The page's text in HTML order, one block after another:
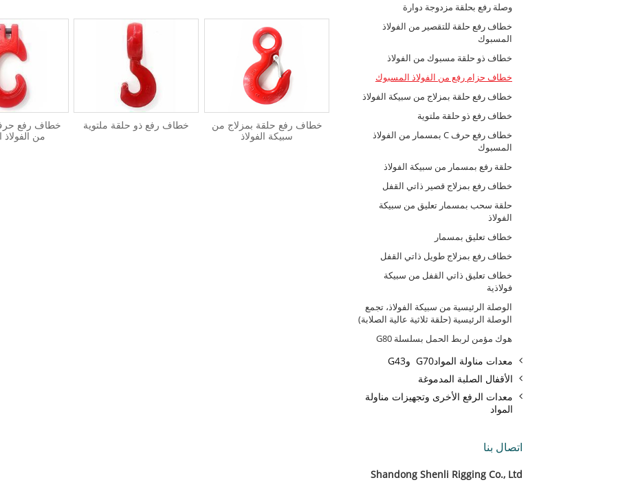
خطاف رفع حلقة بمزلاج من
سبيكة الفولاذ
خطاف رفع ذو حلقة ملتوية
من
وصلة رفع بحلقة مزدوجة دوارة
خطاف رفع حلقة للتقصير من الفولاذ
المسبوك
خطاف ذو حلقة مسبوك من الفولاذ
خطاف حزام رفع من الفولاذ المسبوك
خطاف رفع حلقة بمزلاج من سبيكة الفولاذ
خطاف رفع ذو حلقة ملتوية
خطاف رفع حرف C بمسمار من الفولاذ
المسبوك
حلقة رفع بمسمار من سبيكة الفولاذ
خطاف رفع بمزلاج قصير ذاتي القفل
حلقة سحب بمسمار تعليق من سبيكة
الفولاذ
خطاف تعليق بمسمار
خطاف رفع بمزلاج طويل ذاتي القفل
خطاف تعليق ذاتي القفل من سبيكة
فولاذية
الوصلة الرئيسية من سبيكة الفولاذ، تجمع
الوصلة الرئيسية (حلقة ثلاثية عالية الصلابة)
هوك مؤمن لربط الحمل بسلسلة G80
معدات مناولة الموادG70 وG43
الأقفال الصلبة المدموغة
معدات الرفع الأخرى وتجهيزات مناولة
المواد
اتصال بنا
Shandong Shenli Rigging Co., Ltd